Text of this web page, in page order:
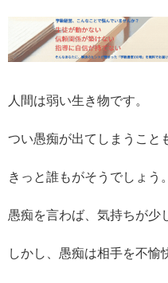
人間は弱い生き物です。
つい愚痴が出てしまうこと
きっと誰もがそうでしょう。
愚痴を言わば、気持ちが少
しかし、愚痴は相手を不愉